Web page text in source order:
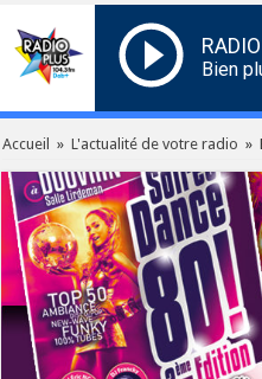
Bien
Accueil » L'actualité de votre radio »